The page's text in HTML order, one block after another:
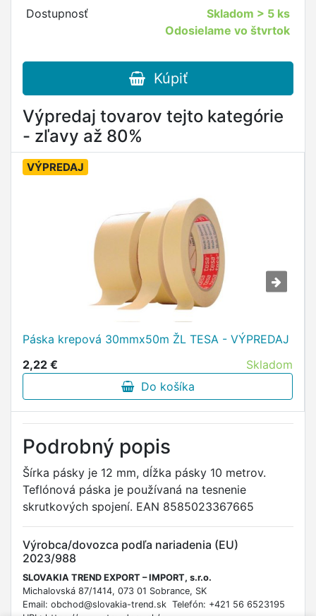
Dostupnosť Skladom > 5 ks
Odosielame vo štvrtok
Kúpiť
Výpredaj tovarov tejto kategórie
- zľavy až 80%
VÝPREDAJ
Páska krepová 30mmx50m ŽL TESA - VÝPREDAJ
2,22 €
Skladom
Do košíka
Podrobný popis
Šírka pásky je 12 mm, dĺžka pásky 10 metrov.
Teflónová páska je používaná na tesnenie
skrutkových spojení. EAN 8585023367665
Výrobca/dovozca podľa nariadenia (EU)
2023/988
SLOVAKIA TREND EXPORT – IMPORT, s.r.o.
Michalovská 87/1414, 073 01 Sobrance, SK
Email: obchod@slovakia-trend.sk Telefón: +421 56 6523195